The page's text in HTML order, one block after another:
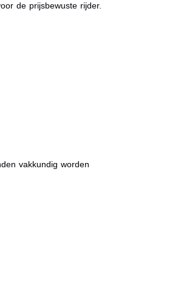
de prijsbewuste rijder.
vakkundig worden